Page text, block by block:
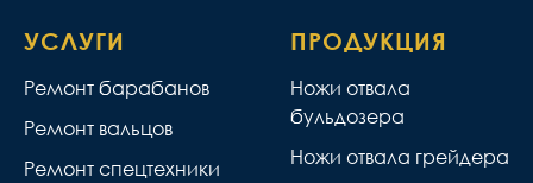
УСЛУГИ
Ремонт барабанов
Ремонт вальцов
Ремонт спецтехники
ПРОДУКЦИЯ
Ножи отвала
бульдозера
Ножи отвала грейдера